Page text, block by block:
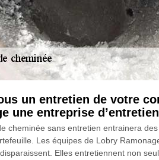
un entretien de votre
une entreprise
cheminée sans entretien entrainera
Les équipes de Lobry
Elles entretiennent non